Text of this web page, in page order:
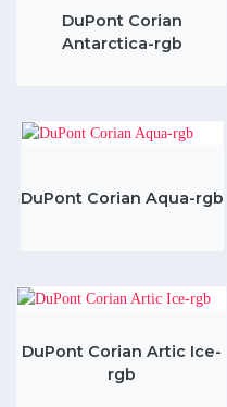
DuPont Corian
Antarctica-rgb
DuPont Corian Aqua-rgb
DuPont Corian Artic Ice-
rgb